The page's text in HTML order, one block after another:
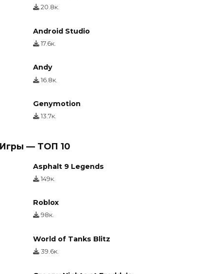
20.8к.
Android Studio
17.6к.
Andy
16.8к.
Genymotion
13.7к.
Игры — ТОП 10
Asphalt 9 Legends
149к.
Roblox
98к.
World of Tanks Blitz
39.6к.